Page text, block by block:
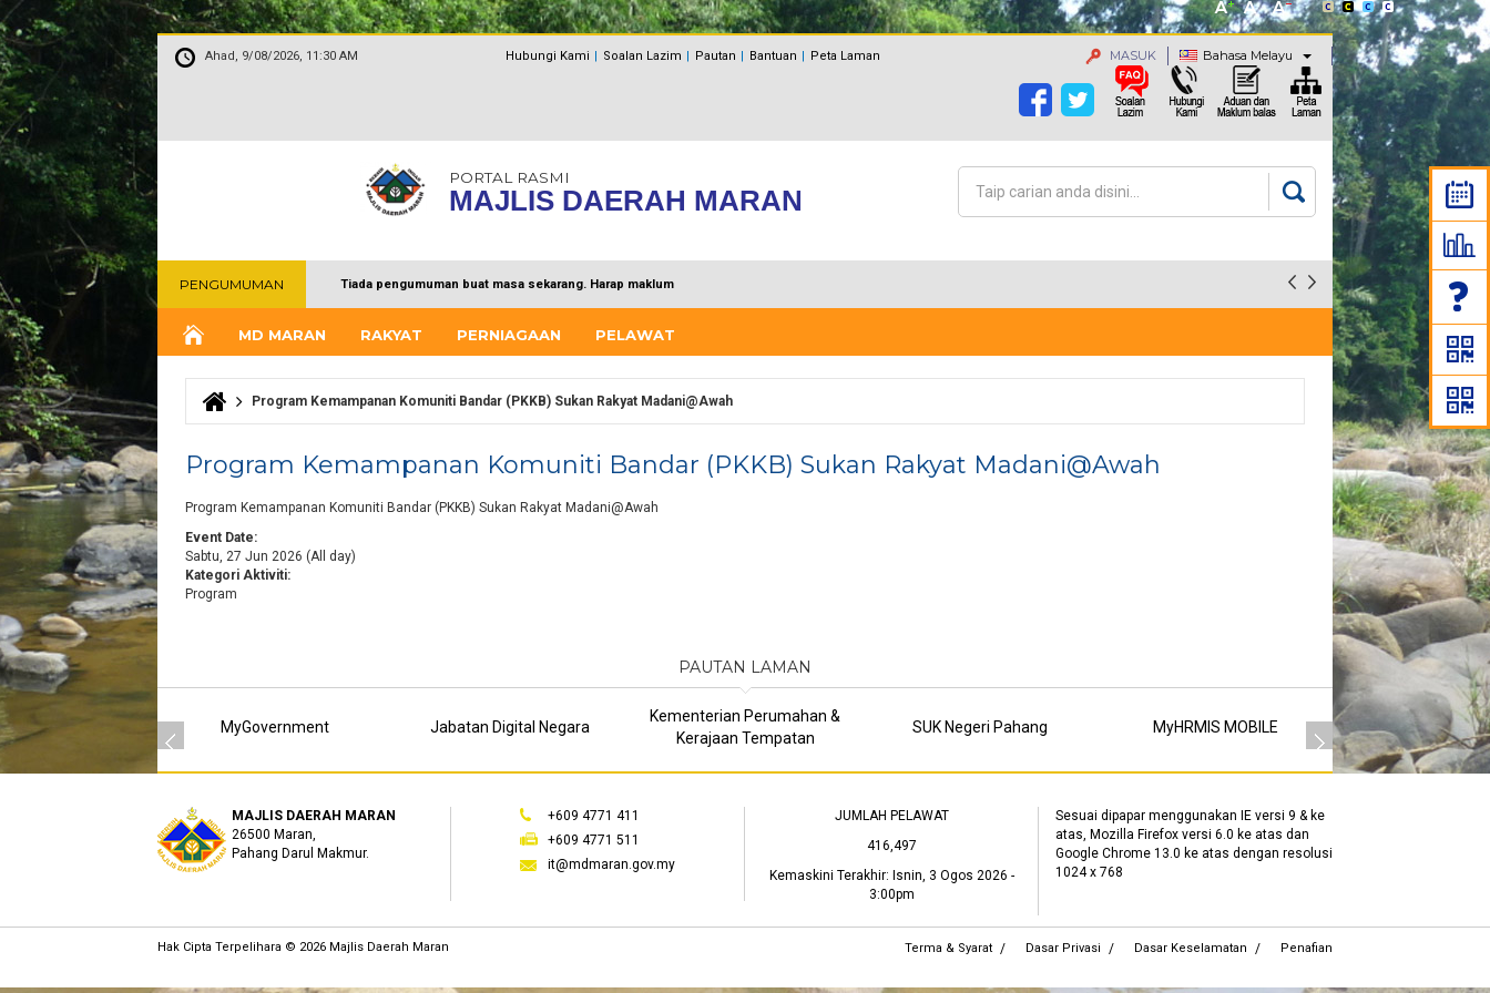
Ahad, 9/08/2026, 11:30 AM Hubungi Kami Soalan Lazim Pautan Bantuan Peta Laman MASUK Bahasa Melayu
PORTAL RASMI
MAJLIS DAERAH MARAN Borang carian
Carian
PENGUMUMAN Tiada pengumuman buat masa sekarang. Harap maklum
MD MARAN RAKYAT PERNIAGAAN PELAWAT
Anda di sini
Program Kemampanan Komuniti Bandar (PKKB) Sukan Rakyat Madani@Awah
Program Kemampanan Komuniti Bandar (PKKB) Sukan Rakyat Madani@Awah
Program Kemampanan Komuniti Bandar (PKKB) Sukan Rakyat Madani@Awah
Event Date:
Sabtu, 27 Jun 2026 (All day)
Kategori Aktiviti:
Program
PAUTAN LAMAN
MyGovernment Jabatan Digital Negara
Kementerian Perumahan &
Kerajaan Tempatan
SUK Negeri Pahang MyHRMIS MOBILE MSC
MAJLIS DAERAH MARAN
26500 Maran,
Pahang Darul Makmur.
+609 4771 411
+609 4771 511
it@mdmaran.gov.my
JUMLAH PELAWAT
416,497
Kemaskini Terakhir: Isnin, 3 Ogos 2026 -
3:00pm
Sesuai dipapar menggunakan IE versi 9 & ke
atas, Mozilla Firefox versi 6.0 ke atas dan
Google Chrome 13.0 ke atas dengan resolusi
1024 x 768
Hak Cipta Terpelihara © 2026 Majlis Daerah Maran Terma & Syarat Dasar Privasi Dasar Keselamatan Penafian